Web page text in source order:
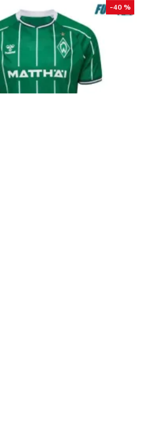
-40 %